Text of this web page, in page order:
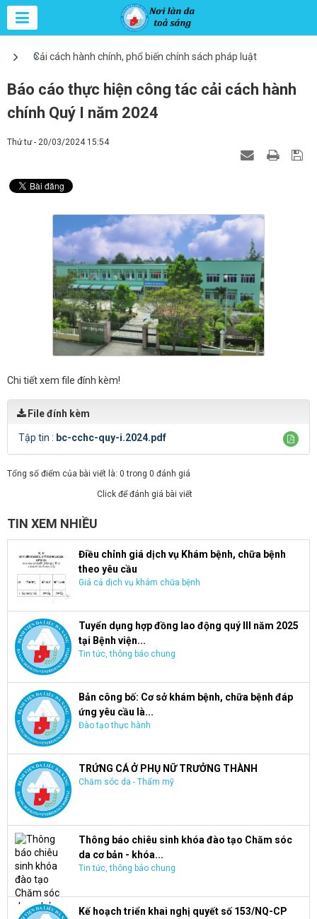
Cải cách hành chính, phổ biến chính sách pháp luật
Báo cáo thực hiện công tác cải cách hành
chính Quý I năm 2024
Thứ tư - 20/03/2024 15:54
Chi tiết xem file đính kèm!
File đính kèm
Tập tin : bc-cchc-quy-i.2024.pdf
Tổng số điểm của bài viết là: 0 trong 0 đánh giá
Click để đánh giá bài viết
TIN XEM NHIỀU
Điều chỉnh giá dịch vụ Khám bệnh, chữa bệnh
theo yêu cầu
Giá cả dịch vụ khám chữa bệnh
Tuyển dụng hợp đồng lao động quý III năm 2025
tại Bệnh viện...
Tin tức, thông báo chung
Bản công bố: Cơ sở khám bệnh, chữa bệnh đáp
ứng yêu cầu là...
Đào tạo thực hành
TRỨNG CÁ Ở PHỤ NỮ TRƯỞNG THÀNH
Chăm sóc da - Thẩm mỹ
Thông báo chiêu sinh khóa đào tạo Chăm sóc
da cơ bản - khóa...
Tin tức, thông báo chung
Kế hoạch triển khai nghị quyết số 153/NQ-CP